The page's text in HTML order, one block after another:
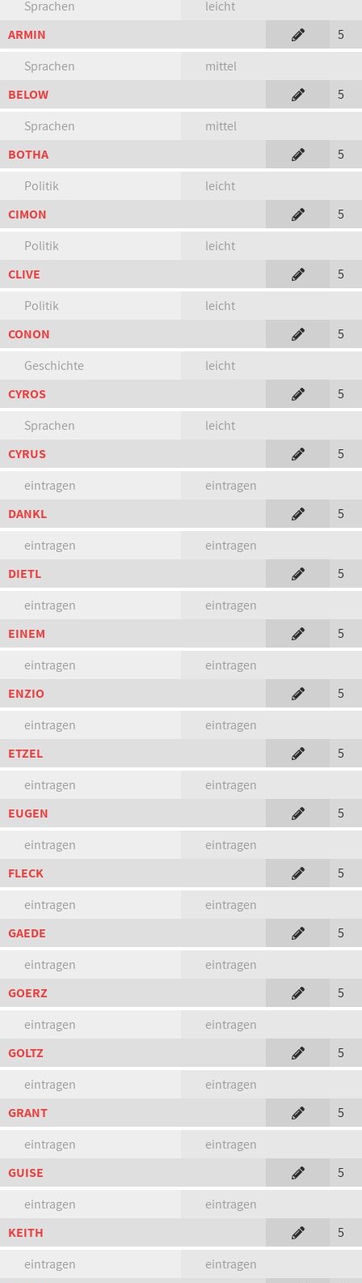
Sprachen
leicht
ARMIN
5
Sprachen
mittel
BELOW
5
Sprachen
mittel
BOTHA
5
Politik
leicht
CIMON
5
Politik
leicht
CLIVE
5
Politik
leicht
CONON
5
Geschichte
leicht
CYROS
5
Sprachen
leicht
CYRUS
5
eintragen
eintragen
DANKL
5
eintragen
eintragen
DIETL
5
eintragen
eintragen
EINEM
5
eintragen
eintragen
ENZIO
5
eintragen
eintragen
ETZEL
5
eintragen
eintragen
EUGEN
5
eintragen
eintragen
FLECK
5
eintragen
eintragen
GAEDE
5
eintragen
eintragen
GOERZ
5
eintragen
eintragen
GOLTZ
5
eintragen
eintragen
GRANT
5
eintragen
eintragen
GUISE
5
eintragen
eintragen
KEITH
5
eintragen
eintragen